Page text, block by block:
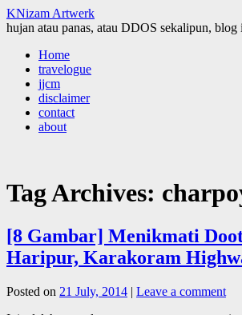
KNizam Artwerk
hujan atau panas, atau DDOS sekalipun,
Skip
content
Home
travelogue
jjcm
disclaimer
contact
about
Tag Archives:
[8 Gambar] Menikmati
Haripur, Karakoram
Posted on 21 July, 2014 | Leave a comment